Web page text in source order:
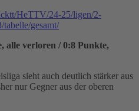
HeTTV/24-25/ligen/2-
gesamt/
alle verloren / 0:8 Punkte,
sieht auch deutlich stärker aus
nur Gegner aus der oberen